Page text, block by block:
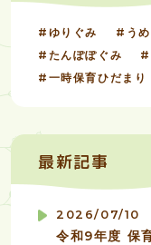
ゆりぐみ う
たんぽぽぐみ
一時保育ひだまり
最新記事
2026/07/10
令和9年度 保